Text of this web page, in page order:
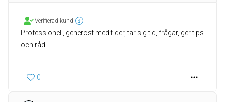
Verifierad kund
Professionell, generöst med tider, tar sig tid, frågar, ger tips
och råd.
0